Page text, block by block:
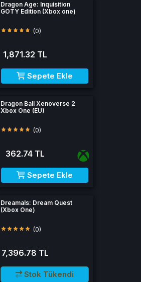
Dragon Age: Inquisition
GOTY Edition (Xbox one)
(0)
1,871.32 TL
Sepete Ekle
Dragon Ball Xenoverse 2
Xbox One (EU)
(0)
362.74 TL
Sepete Ekle
Dreamals: Dream Quest
(Xbox One)
(0)
7,396.78 TL
Stok Tükendi